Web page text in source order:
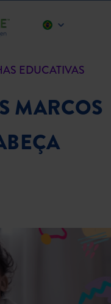
EDUCATIVAS
MARCOS